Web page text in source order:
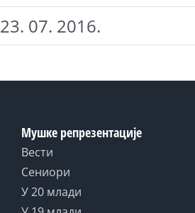
23. 07. 2016.
Мушке репрезентације
Вести
Сениори
У 20 млади